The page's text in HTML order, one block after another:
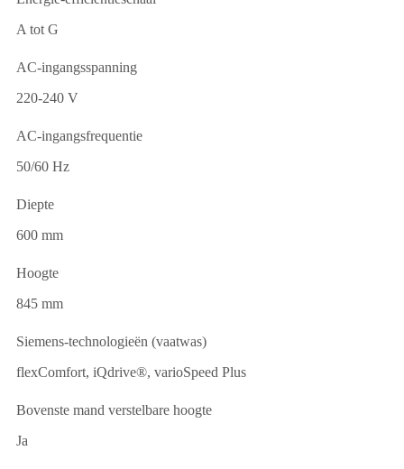
A tot G
AC-ingangsspanning
220-240 V
AC-ingangsfrequentie
50/60 Hz
Diepte
600 mm
Hoogte
845 mm
Siemens-technologieën (vaatwas)
flexComfort, iQdrive®, varioSpeed Plus
Bovenste mand verstelbare hoogte
Ja